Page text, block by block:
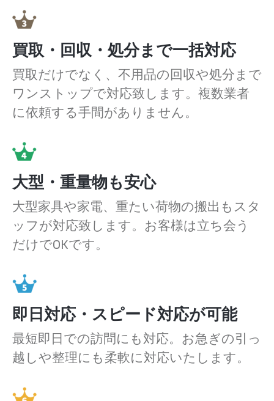
買取・回収・処分まで一括対応
買取だけでなく、不用品の回収や処分まで
ワンストップで対応致します。複数業者
に依頼する手間がありません。
大型・重量物も安心
大型家具や家電、重たい荷物の搬出もスタ
ッフが対応致します。お客様は立ち会う
だけでOKです。
即日対応・スピード対応が可能
最短即日での訪問にも対応。お急ぎの引っ
越しや整理にも柔軟に対応いたします。